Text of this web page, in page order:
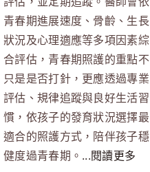
青春期進展速度、骨齡、生長
狀況及心理適應等多項因素綜
合評估，青春期照護的重點不
只是是否打針，更應透過專業
評估、規律追蹤與良好生活習
慣，依孩子的發育狀況選擇最
適合的照護方式，陪伴孩子穩
健度過青春期。 ...閱讀更多